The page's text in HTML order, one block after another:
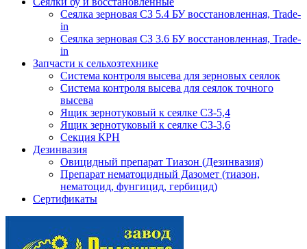
Сеялка зерновая СЗ 5.4 БУ восстановленная, Trade-
in
Сеялка зерновая СЗ 3.6 БУ восстановленная, Trade-
in
Запчасти к сельхозтехнике
Система контроля высева для зерновых сеялок
Система контроля высева для сеялок точного
высева
Ящик зернотуковый к сеялке СЗ-5,4
Ящик зернотуковый к сеялке СЗ-3,6
Секция КРН
Дезинвазия
Овицидный препарат Тиазон (Дезинвазия)
Препарат нематоцидный Дазомет (тиазон,
нематоцид, фунгицид, гербицид)
Сертификаты